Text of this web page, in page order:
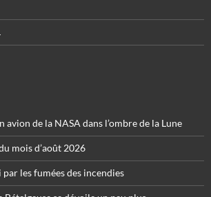
avion de la NASA dans l’ombre de la Lune
mois d’août 2026
par les fumées des incendies